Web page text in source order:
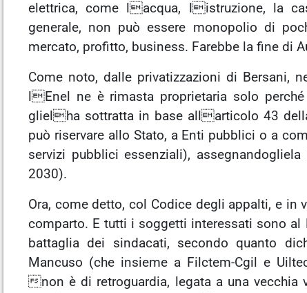
elettrica, come lacqua, listruzione, la
generale, non può essere monopolio di
mercato, profitto, business. Farebbe la fine di
Come noto, dalle privatizzazioni di Bersani,
lEnel ne è rimasta proprietaria solo
glielha sottratta in base allarticolo 43
può riservare allo Stato, a Enti pubblici o a
servizi pubblici essenziali),
2030).
Ora, come detto, col Codice degli appalti, e in
comparto. E tutti i soggetti interessati sono al
battaglia dei sindacati, secondo quanto
Mancuso (che insieme a Filctem-Cgil e
non è di retroguardia, legata a una vecchia